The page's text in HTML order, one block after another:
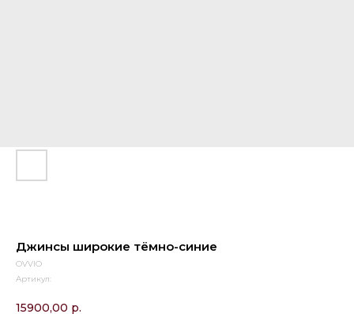
Джинсы широкие тёмно-синие
OVVIO
Артикул:
15900,00 р.